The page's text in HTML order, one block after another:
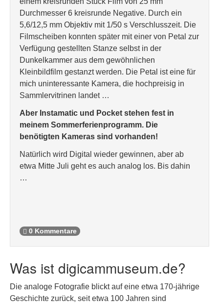
Durchmesser 6 kreisrunde Negative. Durch ein
5,6/12,5 mm Objektiv mit 1/50 s Verschlusszeit. Die
Filmscheiben konnten später mit einer von Petal zur
Verfügung gestellten Stanze selbst in der
Dunkelkammer aus dem gewöhnlichen
Kleinbildfilm gestanzt werden. Die Petal ist eine für
mich uninteressante Kamera, die hochpreisig in
Sammlervitrinen landet …
Aber Instamatic und Pocket stehen fest in
meinem Sommerferienprogramm. Die
benötigten Kameras sind vorhanden!
Natürlich wird Digital wieder gewinnen, aber ab
etwa Mitte Juli geht es auch analog los. Bis dahin
…
0 Kommentare
Was ist digicammuseum.de?
Die analoge Fotografie blickt auf eine etwa 170-jährige
Geschichte zurück, seit etwa 100 Jahren sind